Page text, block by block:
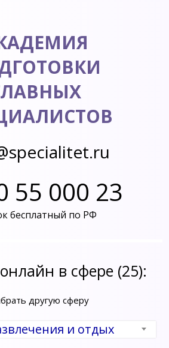
55 000 23
бесплатный по РФ
в сфере (25):
другую сферу
и отдых